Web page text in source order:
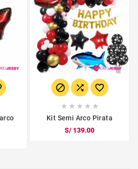
  
    
Kit Semi Arco Pirata
S/ 139.00